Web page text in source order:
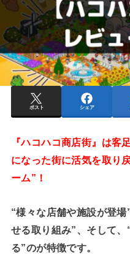
ポスト シェア
『ハコハコ商店街』は客
になった街に活気を取り
ーム”！
“様々な店舗や施設が登
せる取り組み”、そして
る”のが特徴です。